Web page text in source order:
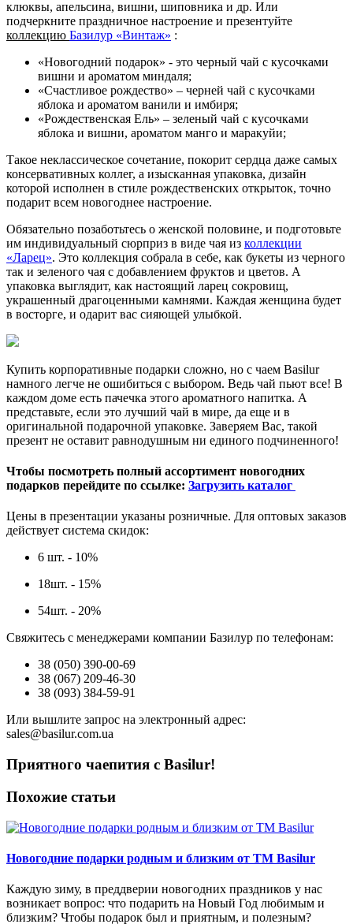
клюквы, апельсина, вишни, шиповника и др. Или
подчеркните праздничное настроение и презентуйте
коллекцию Базилур «Винтаж» :
«Новогодний подарок» - это черный чай с кусочками
вишни и ароматом миндаля;
«Счастливое рождество» – черней чай с кусочками
яблока и ароматом ванили и имбиря;
«Рождественская Ель» – зеленый чай с кусочками
яблока и вишни, ароматом манго и маракуйи;
Такое неклассическое сочетание, покорит сердца даже самых
консервативных коллег, а изысканная упаковка, дизайн
которой исполнен в стиле рождественских открыток, точно
подарит всем новогоднее настроение.
Обязательно позаботьтесь о женской половине, и подготовьте
им индивидуальный сюрприз в виде чая из коллекции
«Ларец». Это коллекция собрала в себе, как букеты из черного
так и зеленого чая с добавлением фруктов и цветов. А
упаковка выглядит, как настоящий ларец сокровищ,
украшенный драгоценными камнями. Каждая женщина будет
в восторге, и одарит вас сияющей улыбкой.
Купить корпоративные подарки сложно, но с чаем Basilur
намного легче не ошибиться с выбором. Ведь чай пьют все! В
каждом доме есть пачечка этого ароматного напитка. А
представьте, если это лучший чай в мире, да еще и в
оригинальной подарочной упаковке. Заверяем Вас, такой
презент не оставит равнодушным ни единого подчиненного!
Чтобы посмотреть полный ассортимент новогодних
подарков перейдите по ссылке: Загрузить каталог
Цены в презентации указаны розничные. Для оптовых заказов
действует система скидок:
6 шт. - 10%
18шт. - 15%
54шт. - 20%
Свяжитесь с менеджерами компании Базилур по телефонам:
38 (050) 390-00-69
38 (067) 209-46-30
38 (093) 384-59-91
Или вышлите запрос на электронный адрес:
sales@basilur.com.ua
Приятного чаепития с Basilur!
Похожие статьи
Новогодние подарки родным и близким от ТМ Basilur
Каждую зиму, в преддверии новогодних праздников у нас
возникает вопрос: что подарить на Новый Год любимым и
близким? Чтобы подарок был и приятным, и полезным?